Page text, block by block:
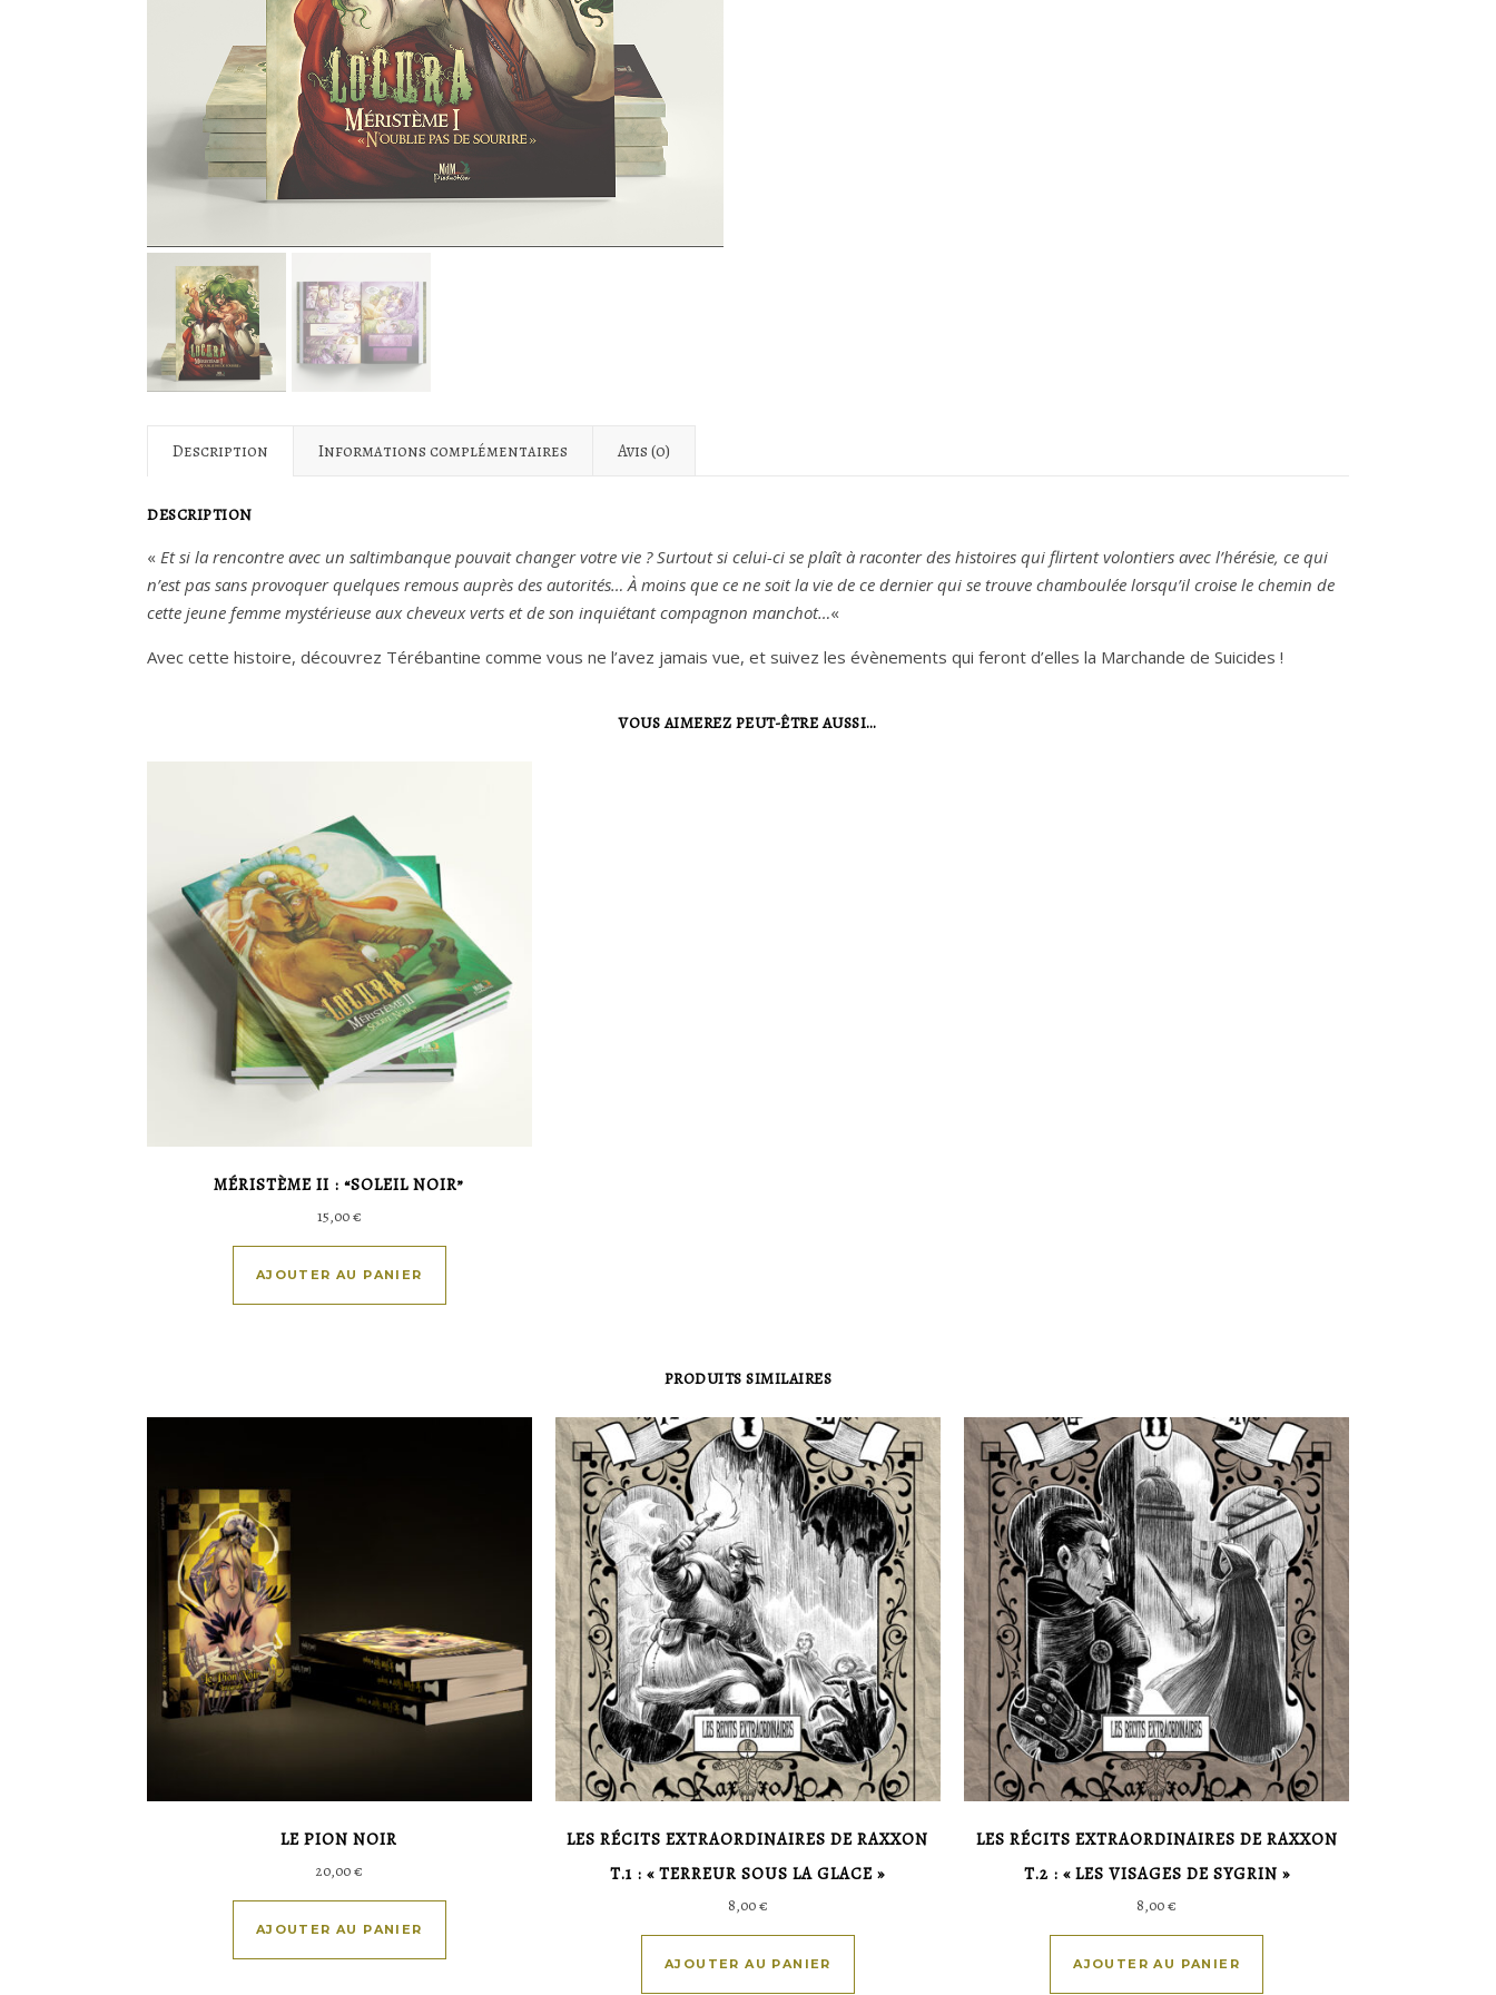
Description Informations complémentaires Avis (0)
DESCRIPTION
« Et si la rencontre avec un saltimbanque pouvait changer votre vie ? Surtout si celui-ci se plaît à raconter des histoires qui flirtent volontiers avec l’hérésie, ce qui
n’est pas sans provoquer quelques remous auprès des autorités… À moins que ce ne soit la vie de ce dernier qui se trouve chamboulée lorsqu’il croise le chemin de
cette jeune femme mystérieuse aux cheveux verts et de son inquiétant compagnon manchot…«
Avec cette histoire, découvrez Térébantine comme vous ne l’avez jamais vue, et suivez les évènements qui feront d’elles la Marchande de Suicides !
VOUS AIMEREZ PEUT-ÊTRE AUSSI…
MÉRISTÈME II : “SOLEIL NOIR”
15,00€
AJOUTER AU PANIER
PRODUITS SIMILAIRES
LE PION NOIR
20,00€
AJOUTER AU PANIER
LES RÉCITS EXTRAORDINAIRES DE RAXXON
T.1 : « TERREUR SOUS LA GLACE »
8,00€
AJOUTER AU PANIER
LES RÉCITS EXTRAORDINAIRES DE RAXXON
T.2 : « LES VISAGES DE SYGRIN »
8,00€
AJOUTER AU PANIER